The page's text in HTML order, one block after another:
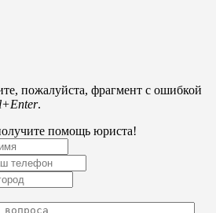
пожалуйста, фрагмент с ошибкой
.
помощь юриста!